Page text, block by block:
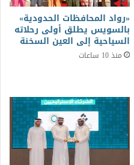
«رواد المحافظات الحدودية»
بالسويس يطلق أولى رحلاته
السياحية إلى العين السخنة
منذ 10 ساعات